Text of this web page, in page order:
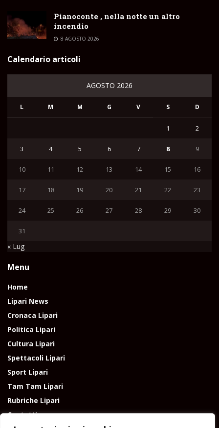
Pianoconte , nella notte un altro
incendio
8 AGOSTO 2026
Calendario articoli
AGOSTO 2026
L M M G V S D
1 2
3 4 5 6 7 8 9
10 11 12 13 14 15 16
17 18 19 20 21 22 23
24 25 26 27 28 29 30
31
« Lug
Menu
Home
Lipari News
Cronaca Lipari
Politica Lipari
Cultura Lipari
Spettacoli Lipari
Sport Lipari
Tam Tam Lipari
Rubriche Lipari
Contatti